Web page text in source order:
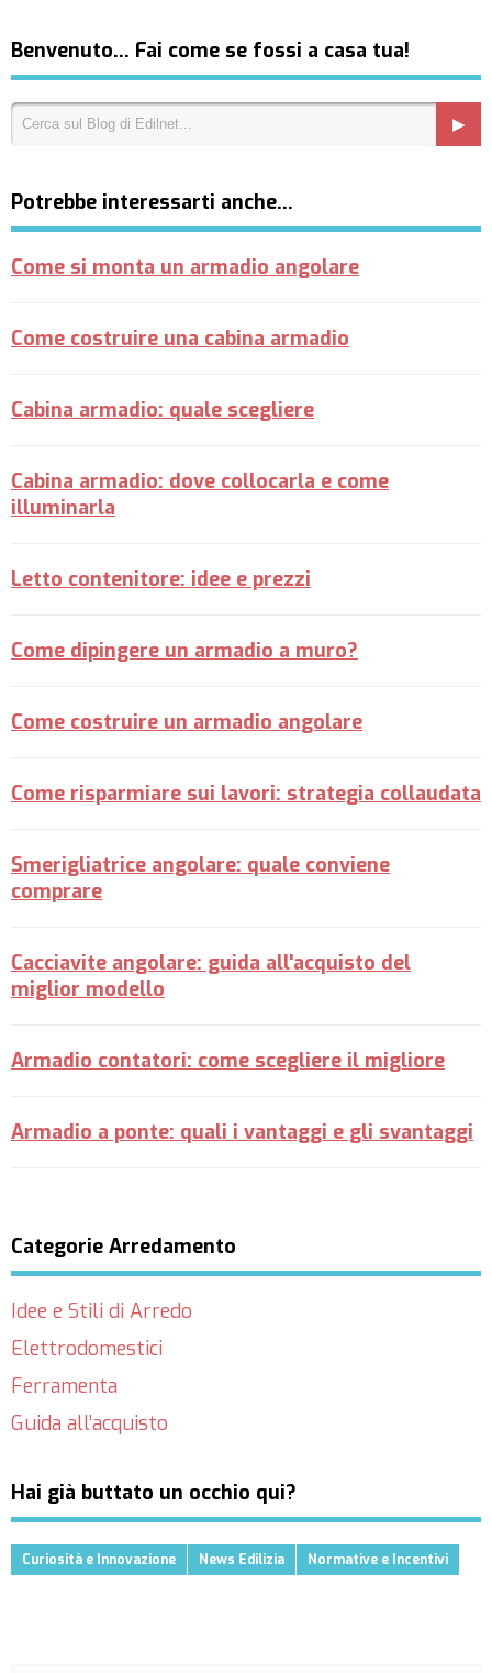
Benvenuto… Fai come se fossi a casa tua!
Potrebbe interessarti anche…
Come si monta un armadio angolare
Come costruire una cabina armadio
Cabina armadio: quale scegliere
Cabina armadio: dove collocarla e come
illuminarla
Letto contenitore: idee e prezzi
Come dipingere un armadio a muro?
Come costruire un armadio angolare
Come risparmiare sui lavori: strategia collaudata
Smerigliatrice angolare: quale conviene
comprare
Cacciavite angolare: guida all'acquisto del
miglior modello
Armadio contatori: come scegliere il migliore
Armadio a ponte: quali i vantaggi e gli svantaggi
Categorie Arredamento
Idee e Stili di Arredo
Elettrodomestici
Ferramenta
Guida all’acquisto
Hai già buttato un occhio qui?
Curiosità e Innovazione News Edilizia Normative e Incentivi